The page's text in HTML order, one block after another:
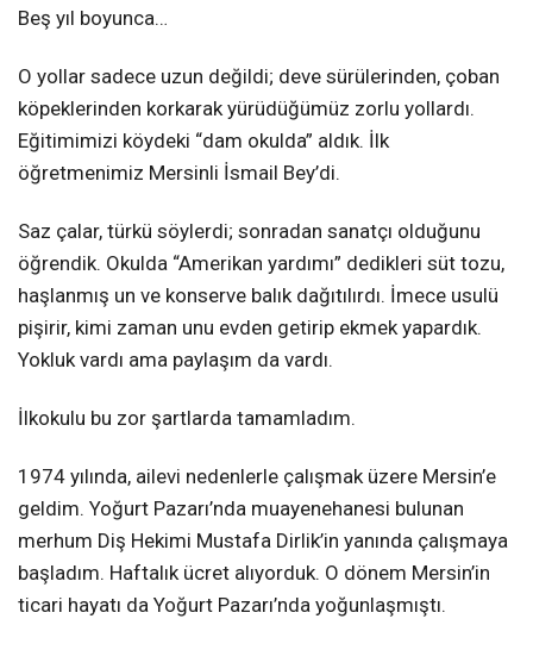
Beş yıl boyunca…
O yollar sadece uzun değildi; deve sürülerinden, çoban
köpeklerinden korkarak yürüdüğümüz zorlu yollardı.
Eğitimimizi köydeki “dam okulda” aldık. İlk
öğretmenimiz Mersinli İsmail Bey’di.
Saz çalar, türkü söylerdi; sonradan sanatçı olduğunu
öğrendik. Okulda “Amerikan yardımı” dedikleri süt tozu,
haşlanmış un ve konserve balık dağıtılırdı. İmece usulü
pişirir, kimi zaman unu evden getirip ekmek yapardık.
Yokluk vardı ama paylaşım da vardı.
İlkokulu bu zor şartlarda tamamladım.
1974 yılında, ailevi nedenlerle çalışmak üzere Mersin’e
geldim. Yoğurt Pazarı’nda muayenehanesi bulunan
merhum Diş Hekimi Mustafa Dirlik’in yanında çalışmaya
başladım. Haftalık ücret alıyorduk. O dönem Mersin’in
ticari hayatı da Yoğurt Pazarı’nda yoğunlaşmıştı.